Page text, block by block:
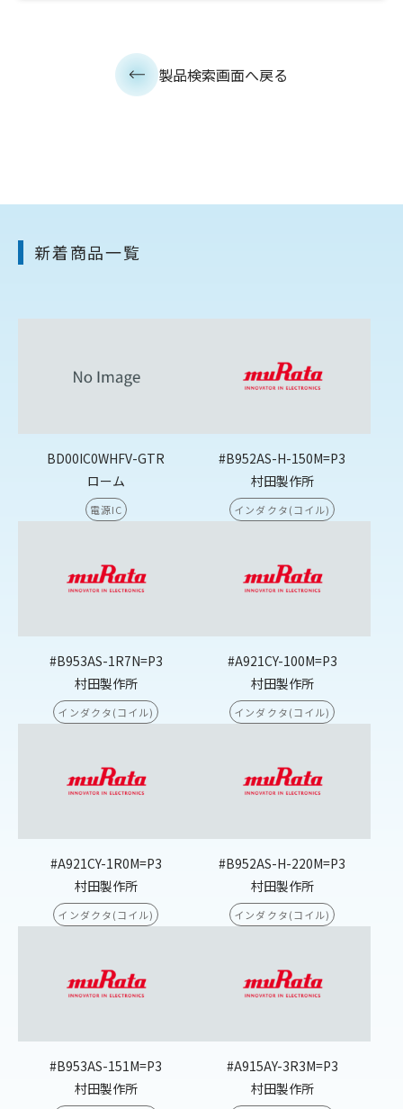
製品検索画面へ戻る
新着商品一覧
BD00IC0WHFV-GTR
ローム
電源IC
#B952AS-H-150M=P3
村田製作所
インダクタ(コイル)
#B953AS-1R7N=P3
村田製作所
インダクタ(コイル)
#A921CY-100M=P3
村田製作所
インダクタ(コイル)
#A921CY-1R0M=P3
村田製作所
インダクタ(コイル)
#B952AS-H-220M=P3
村田製作所
インダクタ(コイル)
#B953AS-151M=P3
村田製作所
#A915AY-3R3M=P3
村田製作所